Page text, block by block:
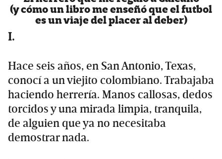
(y cómo un libro me enseñó que el futbol
es un viaje del placer al deber)
I.
Hace seis años, en San Antonio, Texas,
conocí a un viejito colombiano. Trabajaba
haciendo herrería. Manos callosas, dedos
torcidos y una mirada limpia, tranquila,
de alguien que ya no necesitaba
demostrar nada.